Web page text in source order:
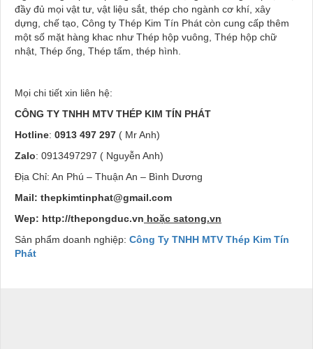
đầy đủ mọi vật tư, vật liệu sắt, thép cho ngành cơ khí, xây
dựng, chế tạo, Công ty Thép Kim Tín Phát còn cung cấp thêm
một số mặt hàng khac như Thép hộp vuông, Thép hộp chữ
nhật, Thép ống, Thép tấm, thép hình.
Mọi chi tiết xin liên hệ:
CÔNG TY TNHH MTV THÉP KIM TÍN PHÁT
Hotline: 0913 497 297 ( Mr Anh)
Zalo: 0913497297 ( Nguyễn Anh)
Địa Chỉ: An Phú – Thuận An – Bình Dương
Mail: thepkimtinphat@gmail.com
Wep: http://thepongduc.vn hoặc satong.vn
Sản phẩm doanh nghiệp: Công Ty TNHH MTV Thép Kim Tín
Phát